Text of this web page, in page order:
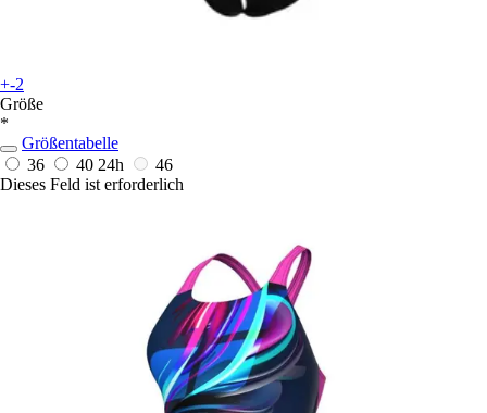
+-2
Größe
*
Größentabelle
36
40 24h
46
Dieses Feld ist erforderlich